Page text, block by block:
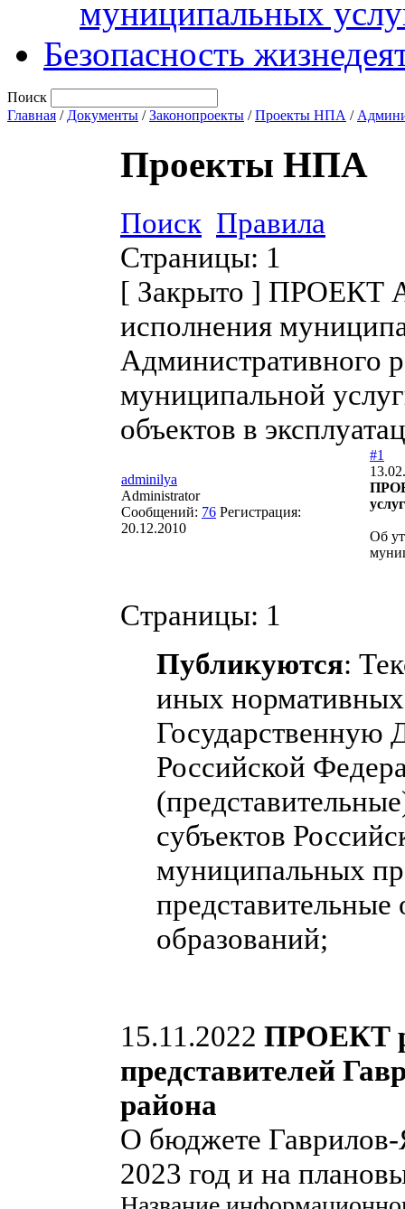
муниципальных
Безопасность
Поиск
Главная / Документы /Законопроекты /Проекты НПА /
Проекты НПА
Поиск Правила
Страницы: 1
[ Закрыто ] ПРОЕКТ
исполнения
Административного
муниципальной
объектов в
adminilya
Administrator
Сообщений: 76 Регистрация:
20.12.2010
#1
Об
Страницы: 1
Публикуются:
иных
Государственную
Российской
субъектов
муниципальных
образований;
15.11.2022 ПРОЕКТ
представителей
района
О бюджете
2023 год и на